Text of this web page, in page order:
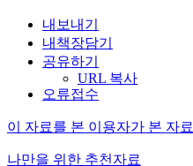
내보내기
내책장담기
공유하기
URL 복사
오류접수
이 자료를 본 이용자가 본 자료
나만을 위한 추천자료